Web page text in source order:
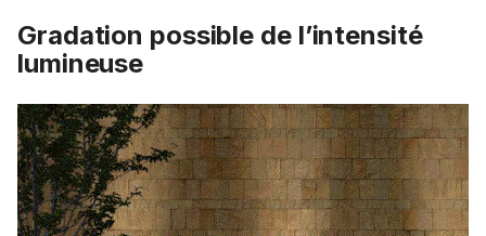
Gradation possible de l’intensité
lumineuse